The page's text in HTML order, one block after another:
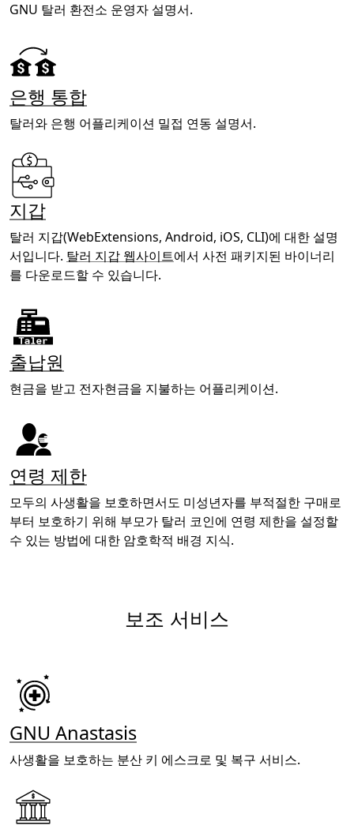
GNU 탈러 환전소 운영자 설명서.
은행 통합
탈러와 은행 어플리케이션 밀접 연동 설명서.
지갑
탈러 지갑(WebExtensions, Android, iOS, CLI)에 대한 설명
서입니다. 탈러 지갑 웹사이트에서 사전 패키지된 바이너리
를 다운로드할 수 있습니다.
출납원
현금을 받고 전자현금을 지불하는 어플리케이션.
연령 제한
모두의 사생활을 보호하면서도 미성년자를 부적절한 구매로
부터 보호하기 위해 부모가 탈러 코인에 연령 제한을 설정할
수 있는 방법에 대한 암호학적 배경 지식.
보조 서비스
GNU Anastasis
사생활을 보호하는 분산 키 에스크로 및 복구 서비스.